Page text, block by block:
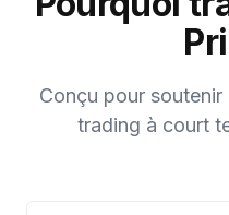
Conçu pour
trading à court